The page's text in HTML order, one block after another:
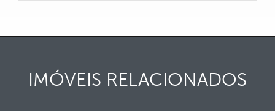
IMÓVEIS RELACIONADOS